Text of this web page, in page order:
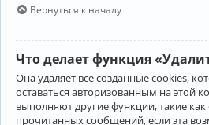
Вернуться к началу
Что делает функция
Она удаляет все созданные cookies,
оставаться авторизованным на этой
выполняют другие функции, такие
прочитанных сообщений, если эта